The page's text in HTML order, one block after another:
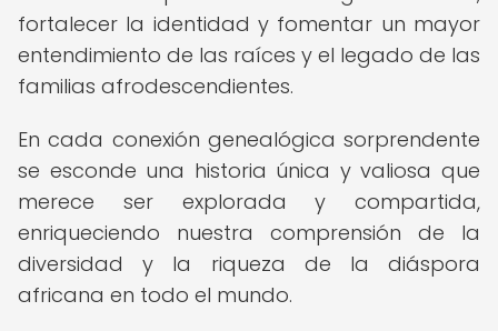
fortalecer la identidad y fomentar un mayor
entendimiento de las raíces y el legado de las
familias afrodescendientes.
En cada conexión genealógica sorprendente
se esconde una historia única y valiosa que
merece ser explorada y compartida,
enriqueciendo nuestra comprensión de la
diversidad y la riqueza de la diáspora
africana en todo el mundo.